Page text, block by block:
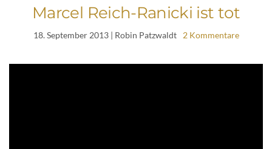
Marcel Reich-Ranicki ist tot
18. September 2013| Robin Patzwaldt 2 Kommentare